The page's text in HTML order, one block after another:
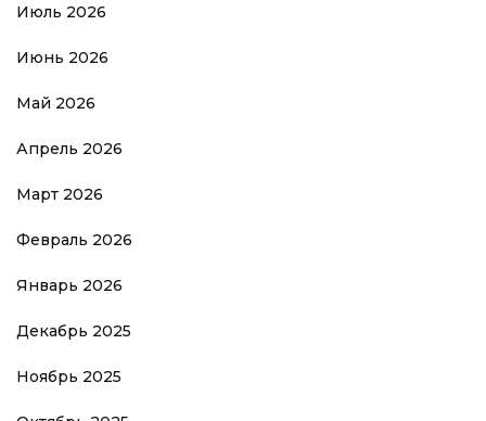
Июль 2026
Июнь 2026
Май 2026
Апрель 2026
Март 2026
Февраль 2026
Январь 2026
Декабрь 2025
Ноябрь 2025